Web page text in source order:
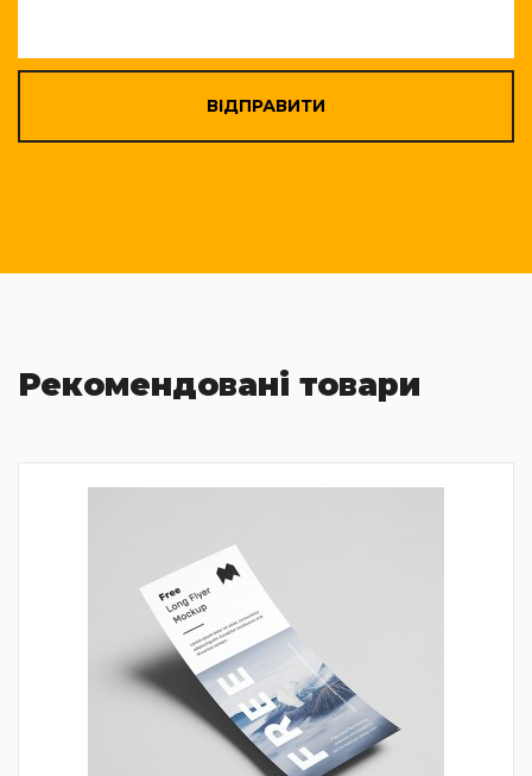
ВІДПРАВИТИ
Рекомендовані товари